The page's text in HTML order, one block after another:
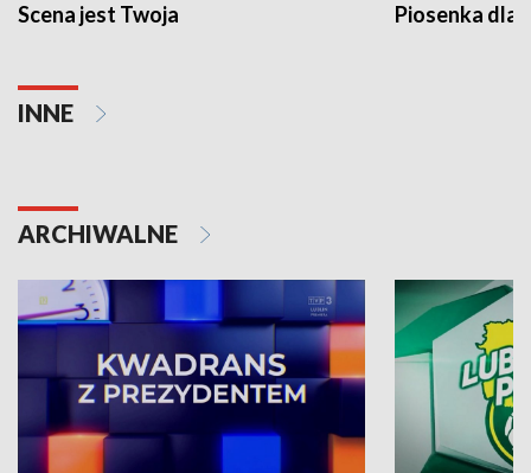
Scena jest Twoja Piosenka dla
INNE
ARCHIWALNE